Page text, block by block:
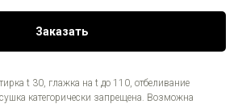
Заказать
t 30, глажка на t до 110, отбеливание
категорически запрещена. Возможна